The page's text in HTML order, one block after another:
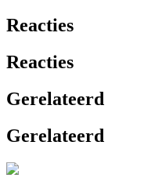
Reacties
Reacties
Gerelateerd
Gerelateerd